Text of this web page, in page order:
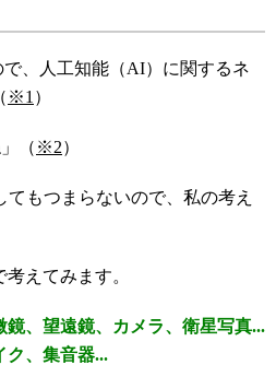
、人工知能（AI）に関するネ
※1 ）
（ ※2）
もつまらないので、私の考え
えてみます。
望遠鏡、カメラ、衛星写真...
集音器...